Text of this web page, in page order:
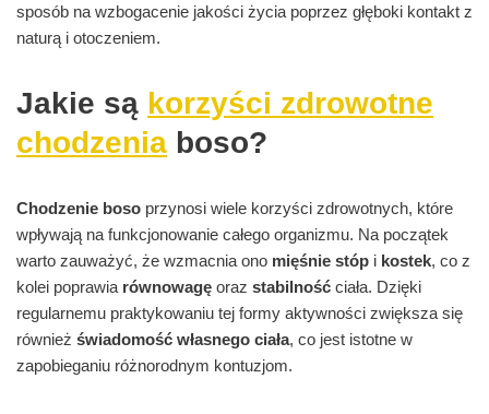
sposób na wzbogacenie jakości życia poprzez głęboki kontakt z
naturą i otoczeniem.
Jakie są korzyści zdrowotne
chodzenia boso?
Chodzenie boso przynosi wiele korzyści zdrowotnych, które
wpływają na funkcjonowanie całego organizmu. Na początek
warto zauważyć, że wzmacnia ono mięśnie stóp i kostek, co z
kolei poprawia równowagę oraz stabilność ciała. Dzięki
regularnemu praktykowaniu tej formy aktywności zwiększa się
również świadomość własnego ciała, co jest istotne w
zapobieganiu różnorodnym kontuzjom.